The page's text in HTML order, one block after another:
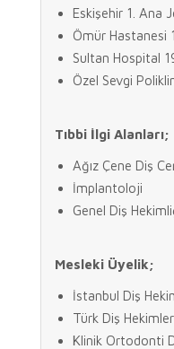
Eskişehir 1. Ana
Ömür Hastanesi
Sultan Hospital
Özel Sevgi
Tıbbi İlgi Alanları;
Ağız Çene Diş
İmplantoloji
Genel Diş
Mesleki Üyelik;
İstanbul Diş
Türk Diş
Klinik Ortodonti